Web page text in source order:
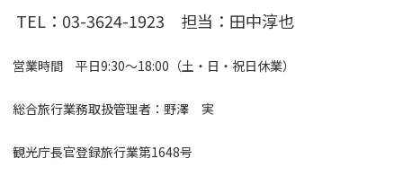
TEL：03-3624-1923 担当：田中淳也
営業時間 平日9:30～18:00（土・日・祝日休業）
総合旅行業務取扱管理者：野澤 実
観光庁長官登録旅行業第1648号